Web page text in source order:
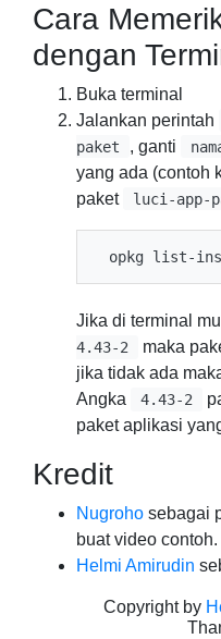
Cara
dengan
Buka terminal
Jalankan perintah
paket
, ganti
yang ada (contoh
paket
luci-app-
Jika di terminal
4.43-2
maka
jika tidak ada
Angka
4.43-2
paket aplikasi
Kredit
Nugroho sebagai
buat video contoh.
Helmi Amirudin
Copyright by